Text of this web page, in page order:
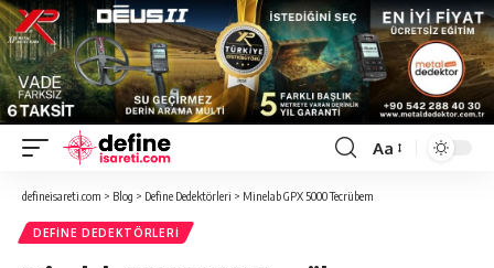
Font
Aa
defineisareti.com > Blog > Define Dedektörleri > Minelab GPX 5000 Tecrübem
DEFINE DEDEKTÖRLERI